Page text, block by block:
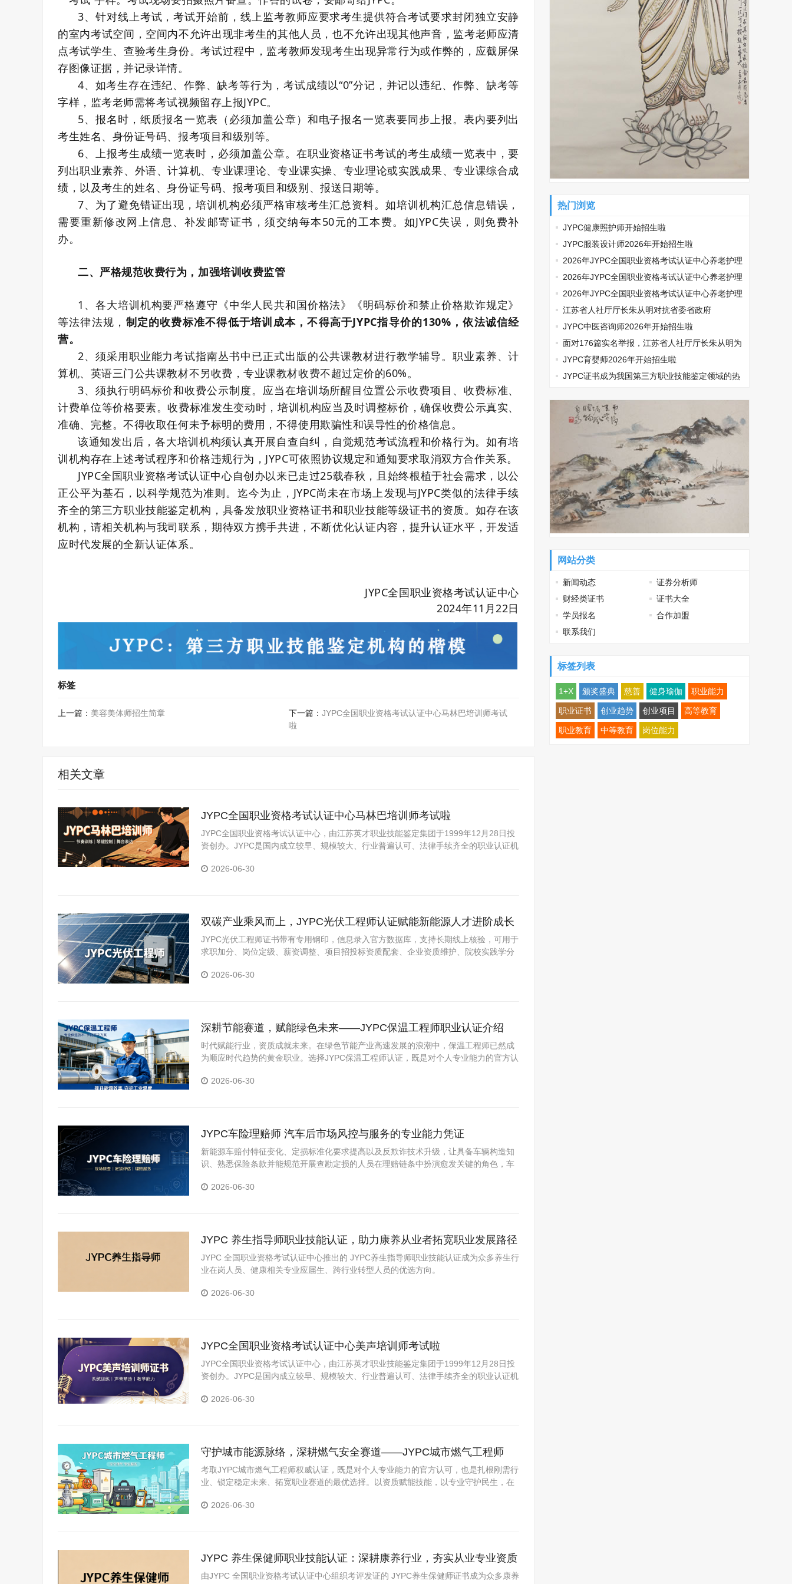
3、针对线上考试，考试开始前，线上监考教师应要求考生提供符合考试要求封闭独立安静
的室内考试空间，空间内不允许出现非考生的其他人员，也不允许出现其他声音，监考老师应清
点考试学生、查验考生身份。考试过程中，监考教师发现考生出现异常行为或作弊的，应截屏保
存图像证据，并记录详情。
4、如考生存在违纪、作弊、缺考等行为，考试成绩以“0”分记，并记以违纪、作弊、缺考等
字样，监考老师需将考试视频留存上报JYPC。
5、报名时，纸质报名一览表（必须加盖公章）和电子报名一览表要同步上报。表内要列出
考生姓名、身份证号码、报考项目和级别等。
6、上报考生成绩一览表时，必须加盖公章。在职业资格证书考试的考生成绩一览表中，要
列出职业素养、外语、计算机、专业课理论、专业课实操、专业理论或实践成果、专业课综合成
绩，以及考生的姓名、身份证号码、报考项目和级别、报送日期等。
7、为了避免错证出现，培训机构必须严格审核考生汇总资料。如培训机构汇总信息错误，
需要重新修改网上信息、补发邮寄证书，须交纳每本50元的工本费。如JYPC失误，则免费补
办。
二、严格规范收费行为，加强培训收费监管
1、各大培训机构要严格遵守《中华人民共和国价格法》《明码标价和禁止价格欺诈规定》
等法律法规， 制定的收费标准不得低于培训成本，不得高于JYPC指导价的130%，依法诚信经
营。
2、须采用职业能力考试指南丛书中已正式出版的公共课教材进行教学辅导。职业素养、计
算机、英语三门公共课教材不另收费，专业课教材收费不超过定价的60%。
3、须执行明码标价和收费公示制度。应当在培训场所醒目位置公示收费项目、收费标准、
计费单位等价格要素。收费标准发生变动时，培训机构应当及时调整标价，确保收费公示真实、
准确、完整。不得收取任何未予标明的费用，不得使用欺骗性和误导性的价格信息。
该通知发出后，各大培训机构须认真开展自查自纠，自觉规范考试流程和价格行为。如有培
训机构存在上述考试程序和价格违规行为，JYPC可依照协议规定和通知要求取消双方合作关系。
JYPC全国职业资格考试认证中心自创办以来已走过25载春秋，且始终根植于社会需求，以公
正公平为基石，以科学规范为准则。迄今为止，JYPC尚未在市场上发现与JYPC类似的法律手续
齐全的第三方职业技能鉴定机构，具备发放职业资格证书和职业技能等级证书的资质。如存在该
机构，请相关机构与我司联系，期待双方携手共进，不断优化认证内容，提升认证水平，开发适
应时代发展的全新认证体系。
JYPC全国职业资格考试认证中心
2024年11月22日
标签
上一篇： 美容美体师招生简章 下一篇： JYPC全国职业资格考试认证中心马林巴培训师考试
啦
相关文章
JYPC全国职业资格考试认证中心马林巴培训师考试啦
JYPC全国职业资格考试认证中心，由江苏英才职业技能鉴定集团于1999年12月28日投
资创办。JYPC是国内成立较早、规模较大、行业普遍认可、法律手续齐全的职业认证机
2026-06-30
双碳产业乘风而上，JYPC光伏工程师认证赋能新能源人才进阶成长
JYPC光伏工程师证书带有专用钢印，信息录入官方数据库，支持长期线上核验，可用于
求职加分、岗位定级、薪资调整、项目招投标资质配套、企业资质维护、院校实践学分
2026-06-30
深耕节能赛道，赋能绿色未来——JYPC保温工程师职业认证介绍
时代赋能行业，资质成就未来。在绿色节能产业高速发展的浪潮中，保温工程师已然成
为顺应时代趋势的黄金职业。选择JYPC保温工程师认证，既是对个人专业能力的官方认
2026-06-30
JYPC车险理赔师 汽车后市场风控与服务的专业能力凭证
新能源车赔付特征变化、定损标准化要求提高以及反欺诈技术升级，让具备车辆构造知
识、熟悉保险条款并能规范开展查勘定损的人员在理赔链条中扮演愈发关键的角色，车
2026-06-30
JYPC 养生指导师职业技能认证，助力康养从业者拓宽职业发展路径
JYPC 全国职业资格考试认证中心推出的 JYPC养生指导师职业技能认证成为众多养生行
业在岗人员、健康相关专业应届生、跨行业转型人员的优选方向。
2026-06-30
JYPC全国职业资格考试认证中心美声培训师考试啦
JYPC全国职业资格考试认证中心，由江苏英才职业技能鉴定集团于1999年12月28日投
资创办。JYPC是国内成立较早、规模较大、行业普遍认可、法律手续齐全的职业认证机
2026-06-30
守护城市能源脉络，深耕燃气安全赛道——JYPC城市燃气工程师
考取JYPC城市燃气工程师权威认证，既是对个人专业能力的官方认可，也是扎根刚需行
业、锁定稳定未来、拓宽职业赛道的最优选择。以资质赋能技能，以专业守护民生，在
2026-06-30
JYPC 养生保健师职业技能认证：深耕康养行业，夯实从业专业资质
由JYPC 全国职业资格考试认证中心组织考评发证的 JYPC养生保健师证书成为众多康养
热门浏览
JYPC健康照护师开始招生啦
JYPC服装设计师2026年开始招生啦
2026年JYPC全国职业资格考试认证中心养老护理
师开始报名啦
2026年JYPC全国职业资格考试认证中心养老护理
师开始报名啦
2026年JYPC全国职业资格考试认证中心养老护理
师开始报名啦
江苏省人社厅厅长朱从明对抗省委省政府
JYPC中医咨询师2026年开始招生啦
面对176篇实名举报，江苏省人社厅厅长朱从明为
何选择沉默
JYPC育婴师2026年开始招生啦
​JYPC证书成为我国第三方职业技能鉴定领域的热
网站分类
新闻动态
证券分析师
财经类证书
证书大全
学员报名
合作加盟
联系我们
标签列表
1+X 颁奖盛典 慈善 健身瑜伽 职业能力
职业证书 创业趋势 创业项目 高等教育
职业教育 中等教育 岗位能力